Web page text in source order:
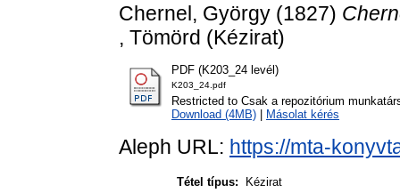
Chernel, György (1827)
, Tömörd (Kézirat)
PDF (K203_24 levél)
K203_24.pdf
Restricted to Csak a repozitórium
Download (4MB)
Másolat kérés
Aleph URL: https://mta-
Tétel típus:
Kézirat